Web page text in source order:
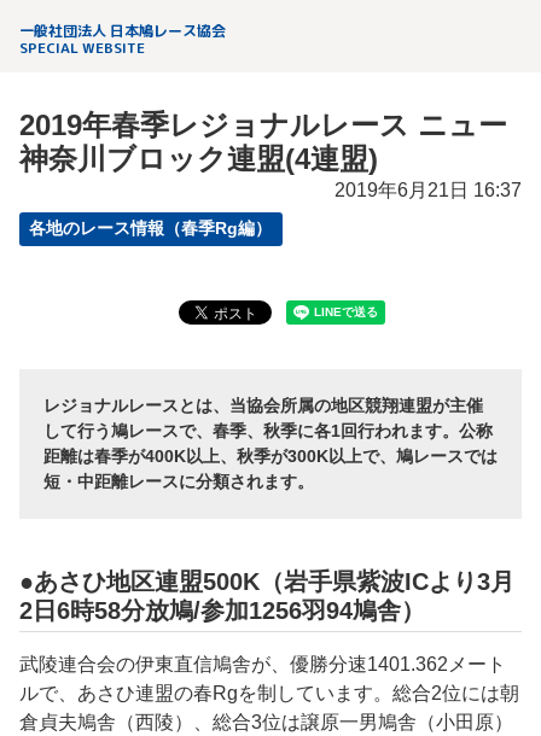
一般社団法人 日本鳩レース協会
SPECIAL WEBSITE
2019年春季レジョナルレース ニュー
神奈川ブロック連盟(4連盟)
2019年6月21日 16:37
各地のレース情報（春季Rg編）
レジョナルレースとは、当協会所属の地区競翔連盟が主催
して行う鳩レースで、春季、秋季に各1回行われます。公称
距離は春季が400K以上、秋季が300K以上で、鳩レースでは
短・中距離レースに分類されます。
●あさひ地区連盟500K（岩手県紫波ICより3月
2日6時58分放鳩/参加1256羽94鳩舎）
武陵連合会の伊東直信鳩舎が、優勝分速1401.362メート
ルで、あさひ連盟の春Rgを制しています。総合2位には朝
倉貞夫鳩舎（西陵）、総合3位は譲原一男鳩舎（小田原）